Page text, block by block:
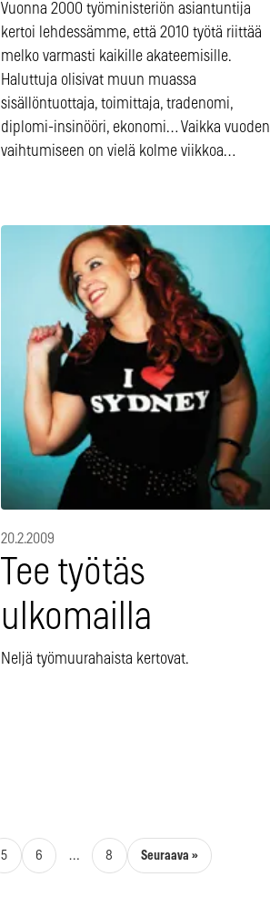
Vuonna 2000 työministeriön asiantuntija
kertoi lehdessämme, että 2010 työtä riittää
melko varmasti kaikille akateemisille.
Haluttuja olisivat muun muassa
sisällöntuottaja, toimittaja, tradenomi,
diplomi-insinööri, ekonomi… Vaikka vuoden
vaihtumiseen on vielä kolme viikkoa…
20.2.2009
Tee työtäs
ulkomailla
Neljä työmuurahaista kertovat.
5 6 … 8 Seuraava »